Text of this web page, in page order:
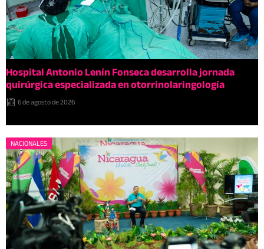
Hospital Antonio Lenín Fonseca desarrolla jornada
quirúrgica especializada en otorrinolaringología
6 de agosto de 2026
NACIONALES